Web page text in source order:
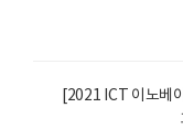
[2021 ICT 이노베